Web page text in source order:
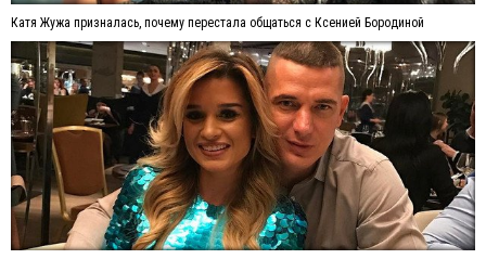
Катя Жужа призналась, почему перестала общаться с Ксенией Бородиной